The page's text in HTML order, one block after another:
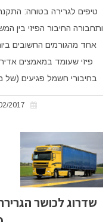
טיפים לגרירה בטוחה:
ותחבורה החיבור הפיזי בין
אחד מהגורמים החשובים
פיזי שעומד במאמצים
בחיבורי חשמל פגיעים (של
שדרוג לכושר